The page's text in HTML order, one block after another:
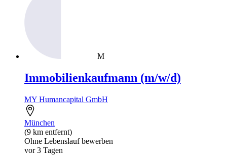
M
Immobilienkaufmann (m/w/d)
MY Humancapital GmbH
München
(9 km entfernt)
Ohne Lebenslauf bewerben
vor 3 Tagen